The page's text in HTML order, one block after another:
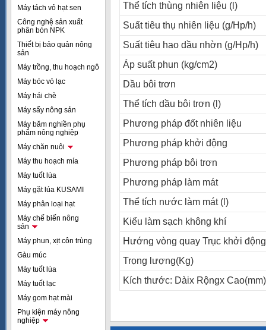
Máy tách vỏ hạt sen
Công nghệ sản xuất
phân bón NPK
Thiết bị bảo quản nông
sản
Máy trồng, thu hoạch ngô
Máy bóc vỏ lạc
Máy hái chè
Máy sấy nông sản
Máy băm nghiền phụ
phẩm nông nghiệp
Máy chăn nuôi
Máy thu hoạch mía
Máy tuốt lúa
Máy gặt lúa KUSAMI
Máy phân loại hạt
Máy chế biến nông
sản
Máy phun, xịt côn trùng
Gàu múc
Máy tuốt lúa
Máy tuốt lạc
Máy gom hạt mài
Phụ kiện máy nông
nghiệp
Thể tích thùng nhiên liệu (l)
Suất tiêu thụ nhiên liệu (g/Hp/h)
Suất tiêu hao dầu nhờn (g/Hp/h)
Áp suất phun (kg/cm2)
Dầu bôi trơn
Thể tích dầu bôi trơn (l)
Phương pháp đốt nhiên liệu
Phương pháp khởi động
Phương pháp bôi trơn
Phương pháp làm mát
Thể tích nước làm mát (l)
Kiểu làm sạch không khí
Hướng vòng quay Trục khởi động
Trọng lượng(Kg)
Kích thước: Dàix Rộngx Cao(mm)